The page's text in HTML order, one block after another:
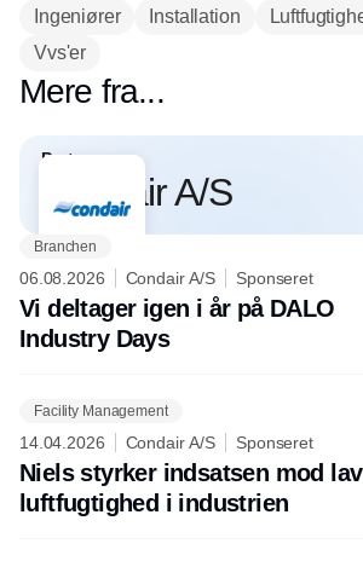
Ingeniører
Installation
Vvs'er
Mere fra...
Partner
Condair A/S
Branchen
06.08.2026 Condair A/S Sponseret
Vi deltager igen i år på DALO
Industry Days
Facility Management
14.04.2026 Condair A/S Sponseret
Niels styrker indsatsen mod lav
luftfugtighed i industrien